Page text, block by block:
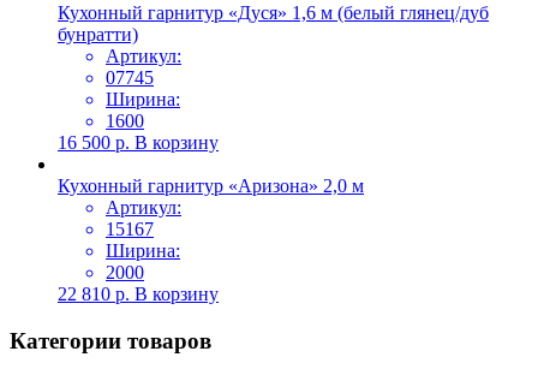
Кухонный гарнитур «Дуся» 1,6 м (белый глянец/дуб
бунратти)
Артикул:
07745
Ширина:
1600
16 500 р. В корзину
Кухонный гарнитур «Аризона» 2,0 м
Артикул:
15167
Ширина:
2000
22 810 р. В корзину
Категории товаров